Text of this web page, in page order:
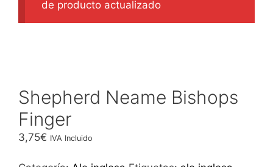
de producto actualizado
Shepherd Neame Bishops
Finger
3,75€ IVA Incluido